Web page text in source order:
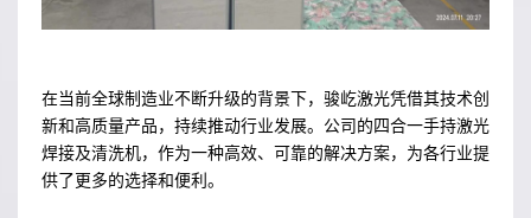
在当前全球制造业不断升级的背景下，骏屹激光凭借其技术创
新和高质量产品，持续推动行业发展。公司的四合一手持激光
焊接及清洗机，作为一种高效、可靠的解决方案，为各行业提
供了更多的选择和便利。